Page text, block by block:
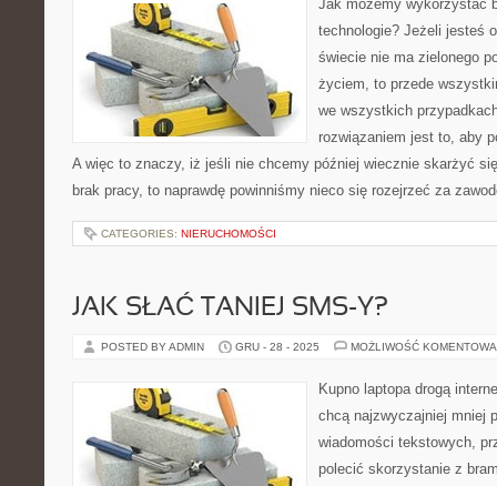
Jak możemy wykorzystać
technologie? Jeżeli jesteś
świecie nie ma zielonego
życiem, to przede
we wszystkich
rozwiązaniem jest to, aby
A więc to znaczy, iż jeśli nie chcemy później wiecznie skarżyć
brak pracy, to naprawdę powinniśmy nieco się rozejrzeć za
CATEGORIES: NIERUCHOMOŚCI
JAK SŁAĆ TANIEJ SMS-Y?
POSTED BY ADMIN GRU - 28 - 2025 MOŻLIWOŚĆ
Kupno laptopa drogą
chcą najzwyczajniej mniej
wiadomości tekstowych,
polecić skorzystanie z